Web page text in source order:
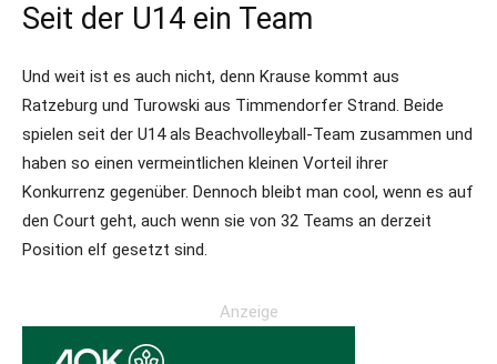
Seit der U14 ein Team
Und weit ist es auch nicht, denn Krause kommt aus
Ratzeburg und Turowski aus Timmendorfer Strand. Beide
spielen seit der U14 als Beachvolleyball-Team zusammen und
haben so einen vermeintlichen kleinen Vorteil ihrer
Konkurrenz gegenüber. Dennoch bleibt man cool, wenn es auf
den Court geht, auch wenn sie von 32 Teams an derzeit
Position elf gesetzt sind.
Anzeige